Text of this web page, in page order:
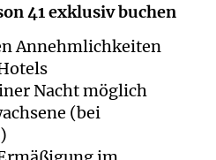
41 exklusiv buchen
Annehmlichkeiten
Nacht möglich
(bei